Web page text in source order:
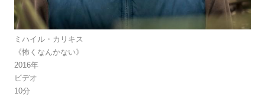
ミハイル・カリキス
《怖くなんかない》
2016年
ビデオ
10分